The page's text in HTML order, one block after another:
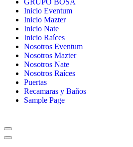
GRUPO BOSA
Inicio Eventum
Inicio Mazter
Inicio Nate
Inicio Raíces
Nosotros Eventum
Nosotros Mazter
Nosotros Nate
Nosotros Raíces
Puertas
Recamaras y Baños
Sample Page
Menú
de
Menú